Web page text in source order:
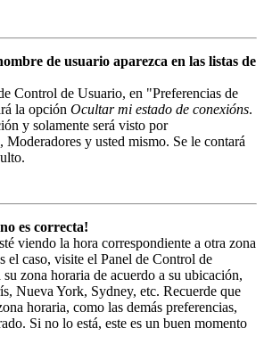
de usuario aparezca en las listas de
Control de Usuario, en "Preferencias de
la opción Ocultar mi estado de conexións.
y solamente será visto por
Moderadores y usted mismo. Se le contará
es correcta!
viendo la hora correspondiente a otra zona
el caso, visite el Panel de Control de
zona horaria de acuerdo a su ubicación,
Nueva York, Sydney, etc. Recuerde que
horaria, como las demás preferencias,
Si no lo está, este es un buen momento